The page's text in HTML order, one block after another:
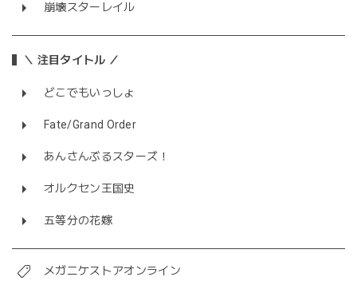
崩壊スターレイル
＼ 注目タイトル ／
どこでもいっしょ
Fate/Grand Order
あんさんぶるスターズ！
オルクセン王国史
五等分の花嫁
メガニケストアオンライン